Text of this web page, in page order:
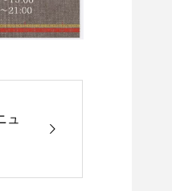
ュ